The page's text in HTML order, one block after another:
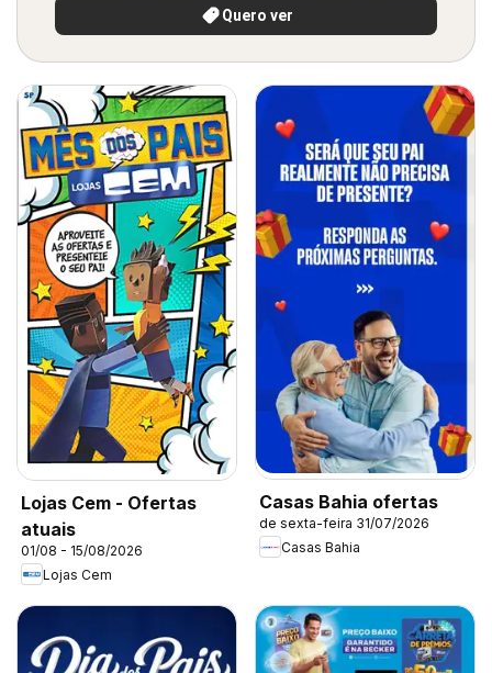
Quero ver
Lojas Cem - Ofertas
atuais
01/08 - 15/08/2026
Lojas Cem
Casas Bahia ofertas
de sexta-feira 31/07/2026
Casas Bahia